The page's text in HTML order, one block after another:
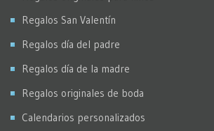
Regalos San Valentín
Regalos día del padre
Regalos día de la madre
Regalos originales de boda
Calendarios personalizados